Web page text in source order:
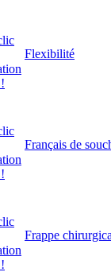
Flexibilité
Français de
Frappe